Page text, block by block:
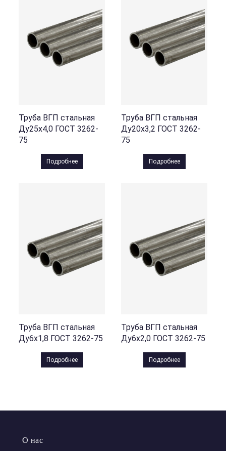
Труба ВГП стальная
Ду25х4,0 ГОСТ 3262-
75
Подробнее
Труба ВГП стальная
Ду20х3,2 ГОСТ 3262-
75
Подробнее
Труба ВГП стальная
Ду6х1,8 ГОСТ 3262-75
Подробнее
Труба ВГП стальная
Ду6х2,0 ГОСТ 3262-75
Подробнее
О нас